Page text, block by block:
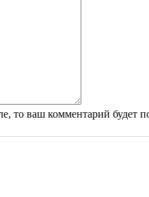
то ваш комментарий будет